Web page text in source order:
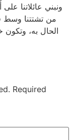
ونبني عائلاتنا
من تشتتنا وسط
الحال به،
Required